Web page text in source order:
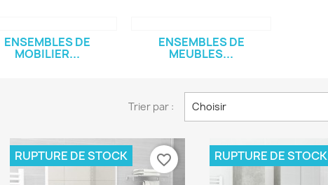
ENSEMBLES DE
MOBILIER...
ENSEMBLES DE
MEUBLES...
Trier par : Choisir
RUPTURE DE STOCK favorite_border RUPTURE DE STOCK